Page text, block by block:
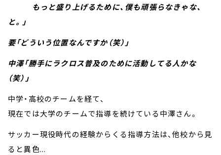
もっと盛り上げるために、僕も頑張らなきゃな、
と。」
要「どういう位置なんですか（笑）」
中澤「勝手にラクロス普及のために活動してる人かな
（笑）」
中学・高校のチームを経て、
現在では大学のチームで指導を続けている中澤さん。
サッカー現役時代の経験からくる指導方法は、他校から見
ると異色...